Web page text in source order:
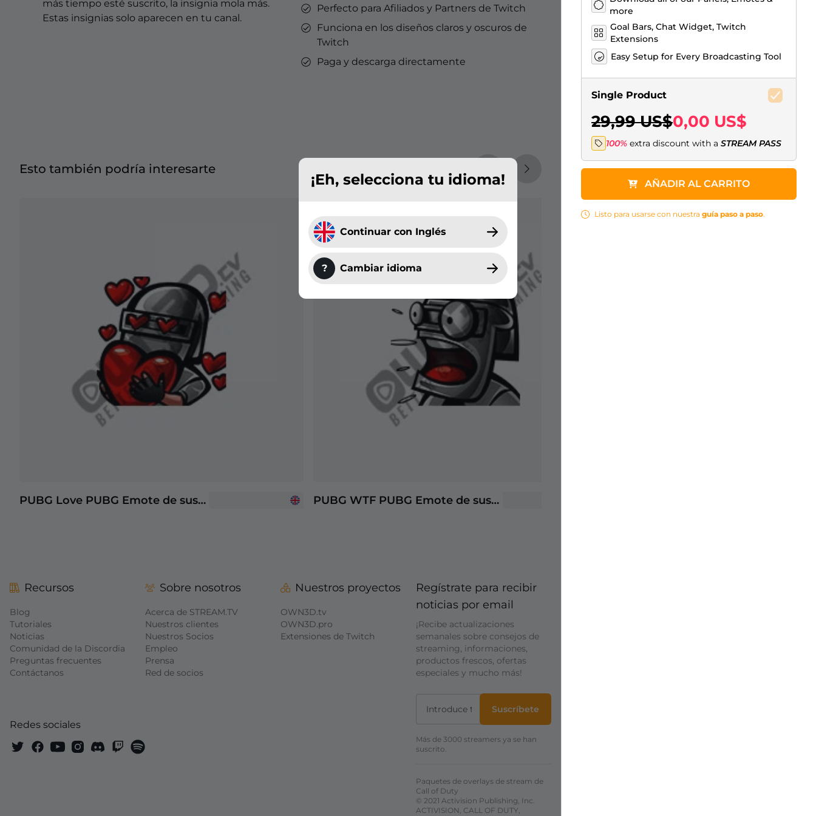
¡Eh, selecciona tu idioma!
Continuar con Inglés
? Cambiar idioma
more
Goal Bars, Chat Widget, Twitch
Extensions
Easy Setup for Every Broadcasting Tool
Single Product
29,99 US$0,00 US$
100% extra discount with a STREAM PASS
AÑADIR AL CARRITO
Listo para usarse con nuestra guía paso a paso.
más tiempo esté suscrito, la insignia mola más.
Estas insignias solo aparecen en tu canal.
Perfecto para Afiliados y Partners de Twitch
Funciona en los diseños claros y oscuros de
Twitch
Paga y descarga directamente
Esto también podría interesarte
PUBG Love PUBG Emote de suscriptor de Twitch | Emotes de suscriptores de Twitch PUBG WTF PUBG Emote de suscriptor de Twitch | Emotes de suscriptores de Twitch
Recursos
Blog
Tutoriales
Noticias
Comunidad de la Discordia
Preguntas frecuentes
Contáctanos
Redes sociales
Sobre nosotros
Acerca de STREAM.TV
Nuestros clientes
Nuestros Socios
Empleo
Prensa
Red de socios
Nuestros proyectos
OWN3D.tv
OWN3D.pro
Extensiones de Twitch
Regístrate para recibir
noticias por email
¡Recibe actualizaciones
semanales sobre consejos de
streaming, informaciones,
productos frescos, ofertas
especiales y mucho más!
Suscríbete
Más de 3000 streamers ya se han
suscrito.
Paquetes de overlays de stream de
Call of Duty
© 2021 Activision Publishing, Inc.
ACTIVISION, CALL OF DUTY,